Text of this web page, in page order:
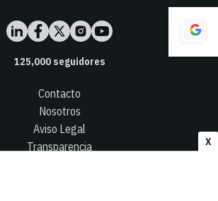
X
125,000seguidores
Contacto
Nosotros
Aviso Legal
Transparencia